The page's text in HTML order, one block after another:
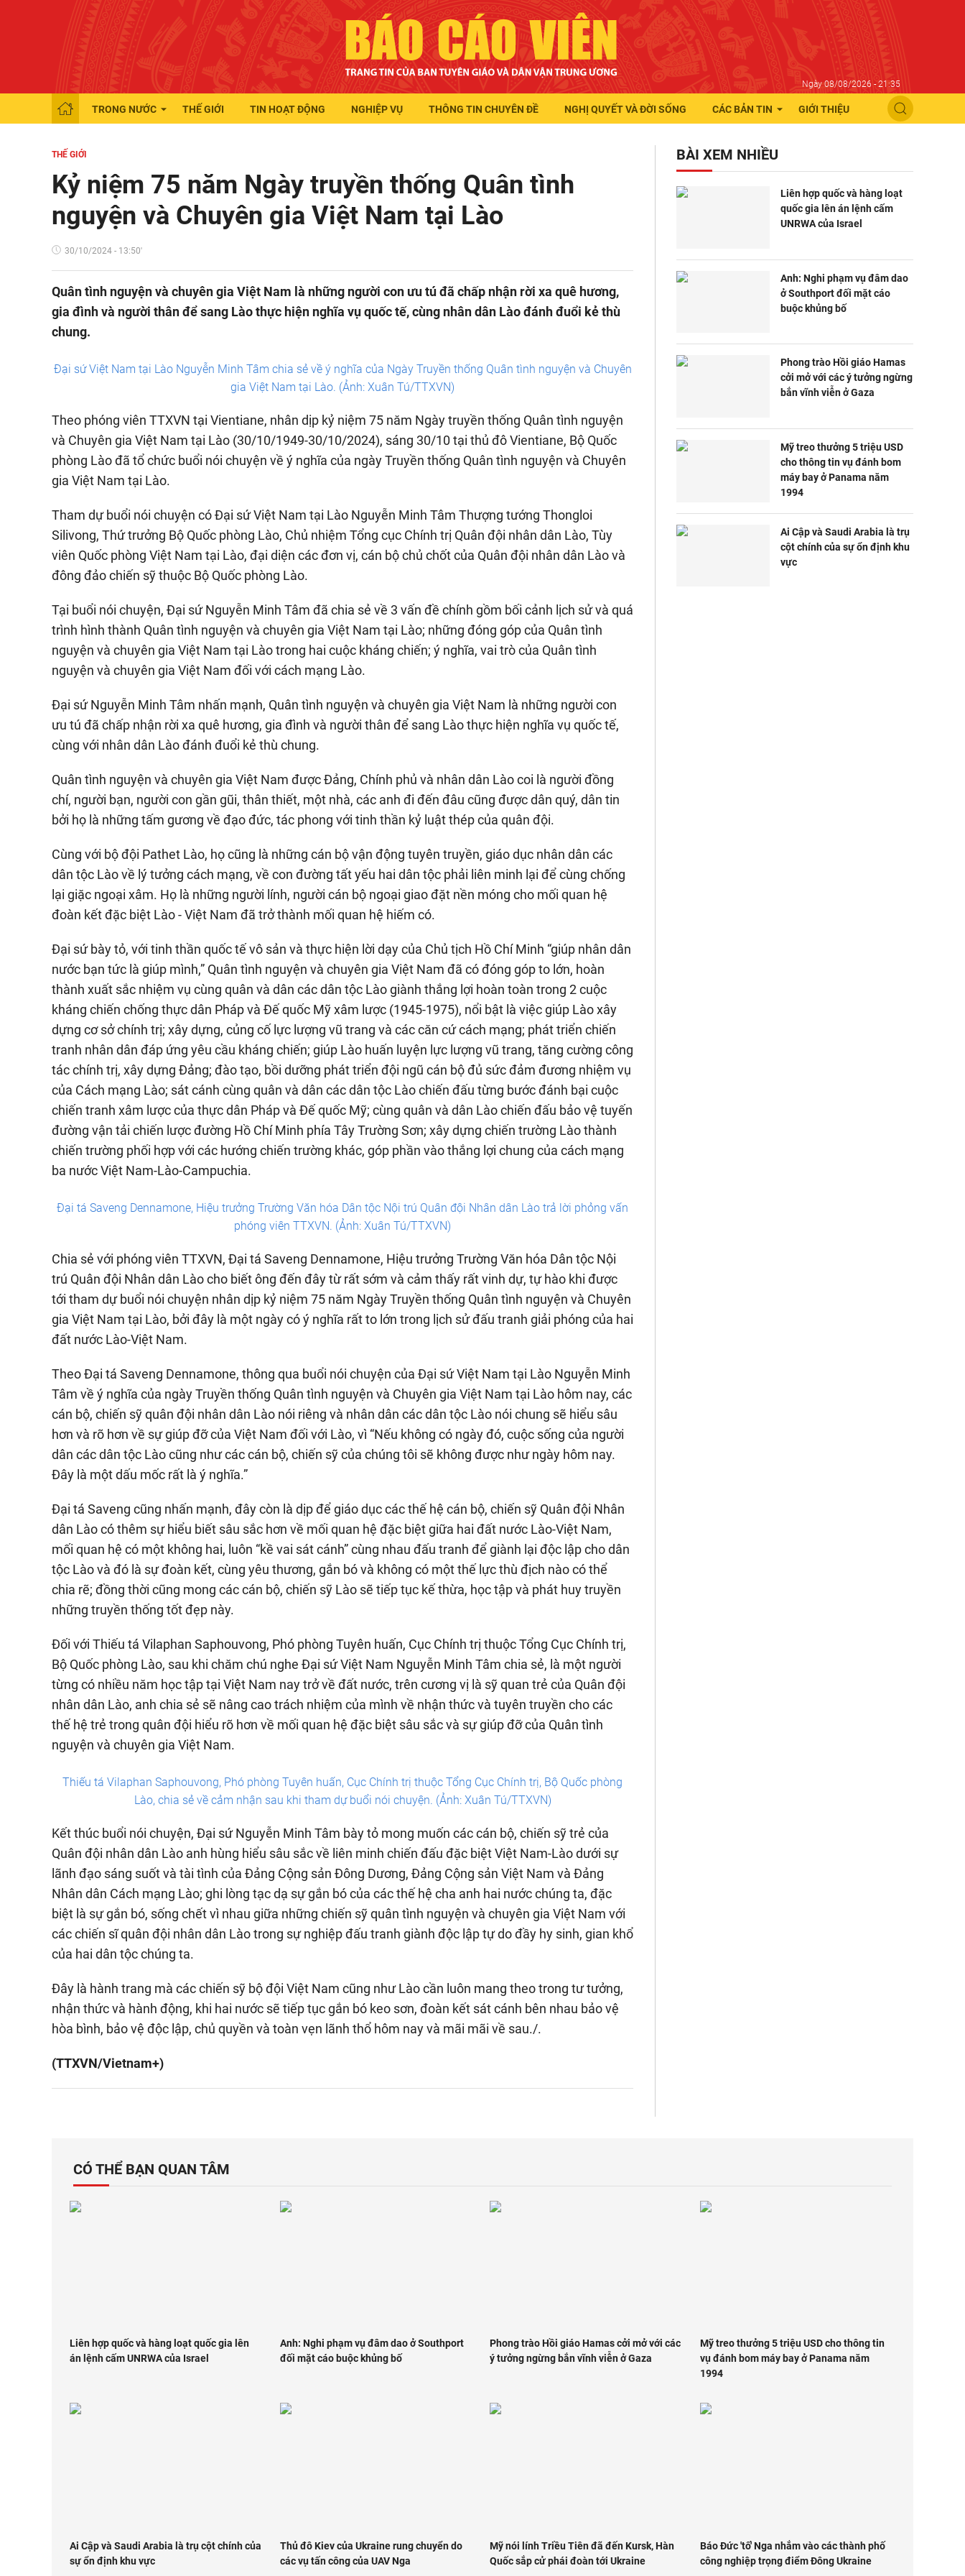
Ngày 08/08/2026 - 21:35
TRONG NƯỚC THẾ GIỚI TIN HOẠT ĐỘNG NGHIỆP VỤ THÔNG TIN CHUYÊN ĐỀ NGHỊ QUYẾT VÀ ĐỜI SỐNG CÁC BẢN TIN GIỚI THIỆU
THẾ GIỚI
Kỷ niệm 75 năm Ngày truyền thống Quân tình
nguyện và Chuyên gia Việt Nam tại Lào
30/10/2024 - 13:50'
Quân tình nguyện và chuyên gia Việt Nam là những người con ưu tú đã chấp nhận rời xa quê hương,
gia đình và người thân để sang Lào thực hiện nghĩa vụ quốc tế, cùng nhân dân Lào đánh đuổi kẻ thù
chung.
Đại sứ Việt Nam tại Lào Nguyễn Minh Tâm chia sẻ về ý nghĩa của Ngày Truyền thống Quân tình nguyện và Chuyên
gia Việt Nam tại Lào. (Ảnh: Xuân Tú/TTXVN)
Theo phóng viên TTXVN tại Vientiane, nhân dịp kỷ niệm 75 năm Ngày truyền thống Quân tình nguyện
và Chuyên gia Việt Nam tại Lào (30/10/1949-30/10/2024), sáng 30/10 tại thủ đô Vientiane, Bộ Quốc
phòng Lào đã tổ chức buổi nói chuyện về ý nghĩa của ngày Truyền thống Quân tình nguyện và Chuyên
gia Việt Nam tại Lào.
Tham dự buổi nói chuyện có Đại sứ Việt Nam tại Lào Nguyễn Minh Tâm Thượng tướng Thongloi
Silivong, Thứ trưởng Bộ Quốc phòng Lào, Chủ nhiệm Tổng cục Chính trị Quân đội nhân dân Lào, Tùy
viên Quốc phòng Việt Nam tại Lào, đại diện các đơn vị, cán bộ chủ chốt của Quân đội nhân dân Lào và
đông đảo chiến sỹ thuộc Bộ Quốc phòng Lào.
Tại buổi nói chuyện, Đại sứ Nguyễn Minh Tâm đã chia sẻ về 3 vấn đề chính gồm bối cảnh lịch sử và quá
trình hình thành Quân tình nguyện và chuyên gia Việt Nam tại Lào; những đóng góp của Quân tình
nguyện và chuyên gia Việt Nam tại Lào trong hai cuộc kháng chiến; ý nghĩa, vai trò của Quân tình
nguyện và chuyên gia Việt Nam đối với cách mạng Lào.
Đại sứ Nguyễn Minh Tâm nhấn mạnh, Quân tình nguyện và chuyên gia Việt Nam là những người con
ưu tú đã chấp nhận rời xa quê hương, gia đình và người thân để sang Lào thực hiện nghĩa vụ quốc tế,
cùng với nhân dân Lào đánh đuổi kẻ thù chung.
Quân tình nguyện và chuyên gia Việt Nam được Đảng, Chính phủ và nhân dân Lào coi là người đồng
chí, người bạn, người con gần gũi, thân thiết, một nhà, các anh đi đến đâu cũng được dân quý, dân tin
bởi họ là những tấm gương về đạo đức, tác phong với tinh thần kỷ luật thép của quân đội.
Cùng với bộ đội Pathet Lào, họ cũng là những cán bộ vận động tuyên truyền, giáo dục nhân dân các
dân tộc Lào về lý tưởng cách mạng, về con đường tất yếu hai dân tộc phải liên minh lại để cùng chống
lại giặc ngoại xâm. Họ là những người lính, người cán bộ ngoại giao đặt nền móng cho mối quan hệ
đoàn kết đặc biệt Lào - Việt Nam đã trở thành mối quan hệ hiếm có.
Đại sứ bày tỏ, với tinh thần quốc tế vô sản và thực hiện lời dạy của Chủ tịch Hồ Chí Minh “giúp nhân dân
nước bạn tức là giúp mình,” Quân tình nguyện và chuyên gia Việt Nam đã có đóng góp to lớn, hoàn
thành xuất sắc nhiệm vụ cùng quân và dân các dân tộc Lào giành thắng lợi hoàn toàn trong 2 cuộc
kháng chiến chống thực dân Pháp và Đế quốc Mỹ xâm lược (1945-1975), nổi bật là việc giúp Lào xây
dựng cơ sở chính trị; xây dựng, củng cố lực lượng vũ trang và các căn cứ cách mạng; phát triển chiến
tranh nhân dân đáp ứng yêu cầu kháng chiến; giúp Lào huấn luyện lực lượng vũ trang, tăng cường công
tác chính trị, xây dựng Đảng; đào tạo, bồi dưỡng phát triển đội ngũ cán bộ đủ sức đảm đương nhiệm vụ
của Cách mạng Lào; sát cánh cùng quân và dân các dân tộc Lào chiến đấu từng bước đánh bại cuộc
chiến tranh xâm lược của thực dân Pháp và Đế quốc Mỹ; cùng quân và dân Lào chiến đấu bảo vệ tuyến
đường vận tải chiến lược đường Hồ Chí Minh phía Tây Trường Sơn; xây dựng chiến trường Lào thành
chiến trường phối hợp với các hướng chiến trường khác, góp phần vào thắng lợi chung của cách mạng
ba nước Việt Nam-Lào-Campuchia.
Đại tá Saveng Dennamone, Hiệu trưởng Trường Văn hóa Dân tộc Nội trú Quân đội Nhân dân Lào trả lời phỏng vấn
phóng viên TTXVN. (Ảnh: Xuân Tú/TTXVN)
Chia sẻ với phóng viên TTXVN, Đại tá Saveng Dennamone, Hiệu trưởng Trường Văn hóa Dân tộc Nội
trú Quân đội Nhân dân Lào cho biết ông đến đây từ rất sớm và cảm thấy rất vinh dự, tự hào khi được
tới tham dự buổi nói chuyện nhân dịp kỷ niệm 75 năm Ngày Truyền thống Quân tình nguyện và Chuyên
gia Việt Nam tại Lào, bởi đây là một ngày có ý nghĩa rất to lớn trong lịch sử đấu tranh giải phóng của hai
đất nước Lào-Việt Nam.
Theo Đại tá Saveng Dennamone, thông qua buổi nói chuyện của Đại sứ Việt Nam tại Lào Nguyễn Minh
Tâm về ý nghĩa của ngày Truyền thống Quân tình nguyện và Chuyên gia Việt Nam tại Lào hôm nay, các
cán bộ, chiến sỹ quân đội nhân dân Lào nói riêng và nhân dân các dân tộc Lào nói chung sẽ hiểu sâu
hơn và rõ hơn về sự giúp đỡ của Việt Nam đối với Lào, vì “Nếu không có ngày đó, cuộc sống của người
dân các dân tộc Lào cũng như các cán bộ, chiến sỹ của chúng tôi sẽ không được như ngày hôm nay.
Đây là một dấu mốc rất là ý nghĩa.”
Đại tá Saveng cũng nhấn mạnh, đây còn là dịp để giáo dục các thế hệ cán bộ, chiến sỹ Quân đội Nhân
dân Lào có thêm sự hiểu biết sâu sắc hơn về mối quan hệ đặc biệt giữa hai đất nước Lào-Việt Nam,
mối quan hệ có một không hai, luôn “kề vai sát cánh” cùng nhau đấu tranh để giành lại độc lập cho dân
tộc Lào và đó là sự đoàn kết, cùng yêu thương, gắn bó và không có một thế lực thù địch nào có thể
chia rẽ; đồng thời cũng mong các cán bộ, chiến sỹ Lào sẽ tiếp tục kế thừa, học tập và phát huy truyền
những truyền thống tốt đẹp này.
Đối với Thiếu tá Vilaphan Saphouvong, Phó phòng Tuyên huấn, Cục Chính trị thuộc Tổng Cục Chính trị,
Bộ Quốc phòng Lào, sau khi chăm chú nghe Đại sứ Việt Nam Nguyễn Minh Tâm chia sẻ, là một người
từng có nhiều năm học tập tại Việt Nam nay trở về đất nước, trên cương vị là sỹ quan trẻ của Quân đội
nhân dân Lào, anh chia sẻ sẽ nâng cao trách nhiệm của mình về nhận thức và tuyên truyền cho các
thế hệ trẻ trong quân đội hiểu rõ hơn về mối quan hệ đặc biệt sâu sắc và sự giúp đỡ của Quân tình
nguyện và chuyên gia Việt Nam.
Thiếu tá Vilaphan Saphouvong, Phó phòng Tuyên huấn, Cục Chính trị thuộc Tổng Cục Chính trị, Bộ Quốc phòng
Lào, chia sẻ về cảm nhận sau khi tham dự buổi nói chuyện. (Ảnh: Xuân Tú/TTXVN)
Kết thúc buổi nói chuyện, Đại sứ Nguyễn Minh Tâm bày tỏ mong muốn các cán bộ, chiến sỹ trẻ của
Quân đội nhân dân Lào anh hùng hiểu sâu sắc về liên minh chiến đấu đặc biệt Việt Nam-Lào dưới sự
lãnh đạo sáng suốt và tài tình của Đảng Cộng sản Đông Dương, Đảng Cộng sản Việt Nam và Đảng
Nhân dân Cách mạng Lào; ghi lòng tạc dạ sự gắn bó của các thế hệ cha anh hai nước chúng ta, đặc
biệt là sự gắn bó, sống chết vì nhau giữa những chiến sỹ quân tình nguyện và chuyên gia Việt Nam với
các chiến sĩ quân đội nhân dân Lào trong sự nghiệp đấu tranh giành độc lập tự do đầy hy sinh, gian khổ
của hai dân tộc chúng ta.
Đây là hành trang mà các chiến sỹ bộ đội Việt Nam cũng như Lào cần luôn mang theo trong tư tưởng,
nhận thức và hành động, khi hai nước sẽ tiếp tục gắn bó keo sơn, đoàn kết sát cánh bên nhau bảo vệ
hòa bình, bảo vệ độc lập, chủ quyền và toàn vẹn lãnh thổ hôm nay và mãi mãi về sau./.
(TTXVN/Vietnam+)
BÀI XEM NHIỀU
Liên hợp quốc và hàng loạt
quốc gia lên án lệnh cấm
UNRWA của Israel
Anh: Nghi phạm vụ đâm dao
ở Southport đối mặt cáo
buộc khủng bố
Phong trào Hồi giáo Hamas
cởi mở với các ý tưởng ngừng
bắn vĩnh viễn ở Gaza
Mỹ treo thưởng 5 triệu USD
cho thông tin vụ đánh bom
máy bay ở Panama năm
1994
Ai Cập và Saudi Arabia là trụ
cột chính của sự ổn định khu
vực
CÓ THỂ BẠN QUAN TÂM
Liên hợp quốc và hàng loạt quốc gia lên
án lệnh cấm UNRWA của Israel
Anh: Nghi phạm vụ đâm dao ở Southport
đối mặt cáo buộc khủng bố
Phong trào Hồi giáo Hamas cởi mở với các
ý tưởng ngừng bắn vĩnh viễn ở Gaza
Mỹ treo thưởng 5 triệu USD cho thông tin
vụ đánh bom máy bay ở Panama năm
1994
Ai Cập và Saudi Arabia là trụ cột chính của
sự ổn định khu vực
Thủ đô Kiev của Ukraine rung chuyển do
các vụ tấn công của UAV Nga
Mỹ nói lính Triều Tiên đã đến Kursk, Hàn
Quốc sắp cử phái đoàn tới Ukraine
Báo Đức 'tố' Nga nhắm vào các thành phố
công nghiệp trọng điểm Đông Ukraine